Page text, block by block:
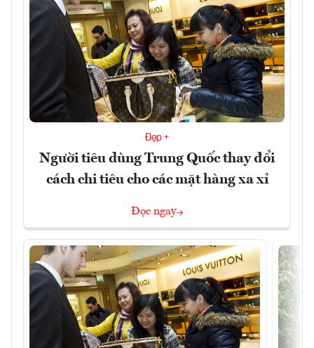
Đẹp +
Người tiêu dùng Trung Quốc thay đổi
cách chi tiêu cho các mặt hàng xa xỉ
Đọc ngay